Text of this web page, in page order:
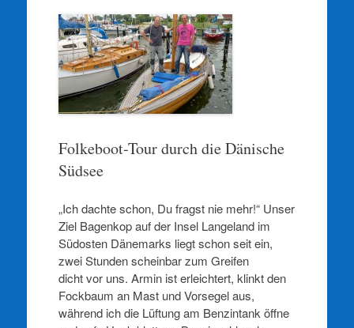
Folkeboot-Tour durch die Dänische
Südsee
„Ich dachte schon, Du fragst nie mehr!“ Unser
Ziel Bagenkop auf der Insel Langeland im
Südosten Dänemarks liegt schon seit ein,
zwei Stunden scheinbar zum Greifen
dicht vor uns. Armin ist erleichtert, klinkt den
Fockbaum an Mast und Vorsegel aus,
während ich die Lüftung am Benzintank öffne